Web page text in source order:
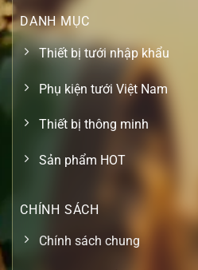
DANH MỤC
Thiết bị tưới nhập khẩu
Phụ kiện tưới Việt Nam
Thiết bị thông minh
Sản phẩm HOT
CHÍNH SÁCH
Chính sách chung